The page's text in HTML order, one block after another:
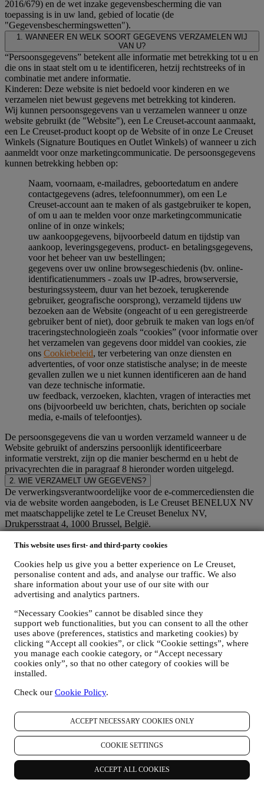
This website uses first- and third-party cookies
Cookies help us give you a better experience on Le Creuset,
personalise content and ads, and analyse our traffic. We also
share information about your use of our site with our
advertising and analytics partners.
“Necessary Cookies” cannot be disabled since they
support web functionalities, but you can consent to all the other
uses above (preferences, statistics and marketing cookies) by
clicking “Accept all cookies”, or click “Cookie settings”, where
you manage each cookie category, or “Accept necessary
cookies only”, so that no other category of cookies will be
installed.
Check our Cookie Policy.
ACCEPT NECESSARY COOKIES ONLY
COOKIE SETTINGS
ACCEPT ALL COOKIES
2016/679) en de wet inzake gegevensbescherming die van
toepassing is in uw land, gebied of locatie (de
"Gegevensbeschermingswetten").
1. WANNEER EN WELK SOORT GEGEVENS VERZAMELEN WIJ
VAN U?
“Persoonsgegevens” betekent alle informatie met betrekking tot u en
die ons in staat stelt om u te identificeren, hetzij rechtstreeks of in
combinatie met andere informatie.
Kinderen: Deze website is niet bedoeld voor kinderen en we
verzamelen niet bewust gegevens met betrekking tot kinderen.
Wij kunnen persoonsgegevens van u verzamelen wanneer u onze
website gebruikt (de "Website"), een Le Creuset-account aanmaakt,
een Le Creuset-product koopt op de Website of in onze Le Creuset
Winkels (Signature Boutiques en Outlet Winkels) of wanneer u zich
aanmeldt voor onze marketingcommunicatie. De persoonsgegevens
kunnen betrekking hebben op:
Naam, voornaam, e-mailadres, geboortedatum en andere
contactgegevens (adres, telefoonnummer), om een Le
Creuset-account aan te maken of als gastgebruiker te kopen,
of om u aan te melden voor onze marketingcommunicatie
online of in onze winkels;
uw aankoopgegevens, bijvoorbeeld datum en tijdstip van
aankoop, leveringsgegevens, product- en betalingsgegevens,
voor het beheer van uw bestellingen;
gegevens over uw online browsegeschiedenis (bv. online-
identificatienummers - zoals uw IP-adres, browserversie,
besturingssysteem, duur van het bezoek, terugkerende
gebruiker, geografische oorsprong), verzameld tijdens uw
bezoeken aan de Website (ongeacht of u een geregistreerde
gebruiker bent of niet), door gebruik te maken van logs en/of
traceringstechnologieën zoals “cookies” (voor informatie over
het verzamelen van gegevens door middel van cookies, zie
ons Cookiebeleid, ter verbetering van onze diensten en
advertenties, of voor onze statistische analyse; in de meeste
gevallen zullen we u niet kunnen identificeren aan de hand
van deze technische informatie.
uw feedback, verzoeken, klachten, vragen of interacties met
ons (bijvoorbeeld uw berichten, chats, berichten op sociale
media, e-mails of telefoontjes).
De persoonsgegevens die van u worden verzameld wanneer u de
Website gebruikt of anderszins persoonlijk identificeerbare
informatie verstrekt, zijn op die manier beschermd en u hebt de
privacyrechten die in paragraaf 8 hieronder worden uitgelegd.
2. WIE VERZAMELT UW GEGEVENS?
De verwerkingsverantwoordelijke voor de e-commercediensten die
via de website worden aangeboden, is Le Creuset BENELUX NV
met maatschappelijke zetel te Le Creuset Benelux NV,
Drukpersstraat 4, 1000 Brussel, België.
Als u ermee instemt om marketingboodschappen van ons te
ontvangen, worden uw gegevens onderdeel van de
gegevensbeheerder wordt beheerd door Le Creuset Group AG, met
het kantoor in Hofstrasse 1A,Neuhofstrasse 4 , Baar, Zugo, 6340
Zwitserland (die Le Creuset SL, BTW-nummer B62153630, met
kantoor in Paseo de Gracia 9, 2º, 08007 Barcelona, Spanje, heeft
aangesteld als vertegenwoordiger in de EU), op basis van een
overeenkomst tot gezamenlijke zeggenschap die in wezen voorziet
in (a) Le Creuset Group AG die verantwoordelijk is voor de
algemene strategie met betrekking tot marketing en
gepersonaliseerde klantervaring; (b) lokale Le Creuset-entiteiten die
profiteren van deze strategie en deze uitvoeren, alsmede
onafhankelijk marketingcommunicatie/initiatieven ontwikkelen op
beheerders die nodig zijn om de verzoeken van uw betrokkene om
3. WAAROM VERZAMELEN WIJ DEZE GEGEVENS?
Wij kunnen uw gegevens verwerken voor de volgende doeleinden:
VOOR ONZE WETTELIJKE VERPLICHTINGEN
Mogelijk moeten we bepaalde gegevens over u verwerken om
te voldoen aan onze wettelijke verplichtingen en andere
verplichtingen die voortvloeien uit instructies van de overheid.